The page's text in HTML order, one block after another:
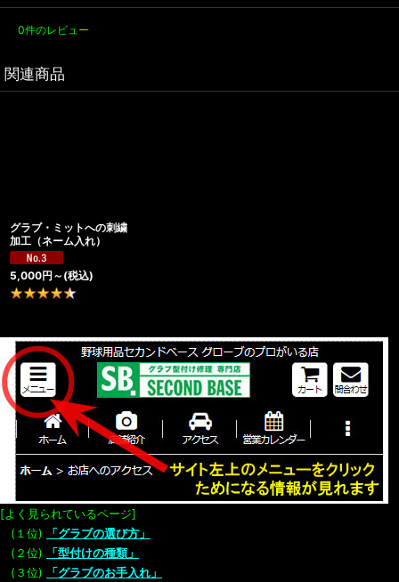
0件のレビュー
関連商品
グラブ・ミットへの刺繍
加工（ネーム入れ）
5,000円 ～ (税込)
[よく見られているページ]
(１位)
「グラブの選び方」
(２位)
「型付けの種類」
(３位)
「グラブのお手入れ」